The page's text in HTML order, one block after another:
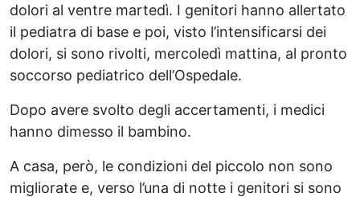
dolori al ventre martedì. I genitori hanno allertato
il pediatra di base e poi, visto l’intensificarsi dei
dolori, si sono rivolti, mercoledì mattina, al pronto
soccorso pediatrico dell’Ospedale.
Dopo avere svolto degli accertamenti, i medici
hanno dimesso il bambino.
A casa, però, le condizioni del piccolo non sono
migliorate e, verso l’una di notte i genitori si sono